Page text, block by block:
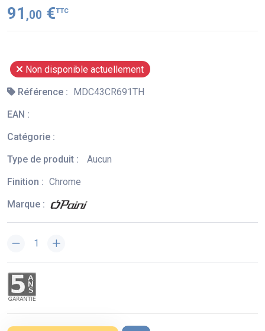
91 ,00 €TTC
Non disponible actuellement
Référence : MDC43CR691TH
EAN :
Catégorie :
Type de produit :
Aucun
Finition : Chrome
Marque :